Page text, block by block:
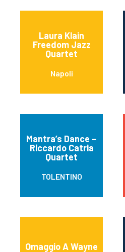
Laura Klain
Freedom Jazz
Quartet
Napoli
Mantra’s Dance –
Riccardo Catria
Quartet
TOLENTINO
Omaggio A Wayne